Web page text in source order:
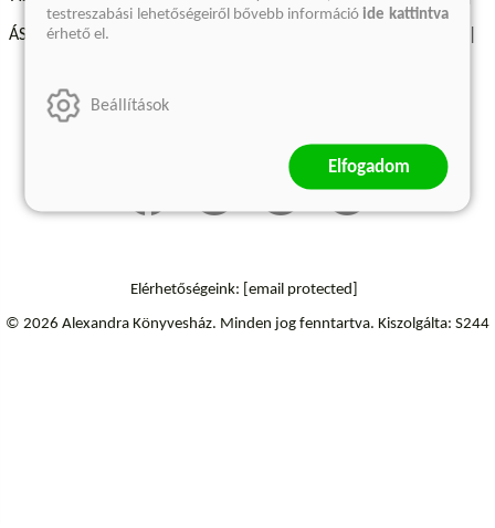
ÁSZF - Vásárlási feltételek
Szállítási információk
Elérhetőségeink: [email protected]
© 2026 Alexandra Könyvesház. Minden jog fenntartva. Kiszolgálta: S244
testreszabási lehetőségeiről bővebb információide kattintva
érhető el.
Beállítások
Elfogadom